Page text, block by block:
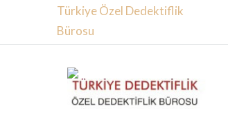
Türkiye Özel Dedektiflik
Bürosu